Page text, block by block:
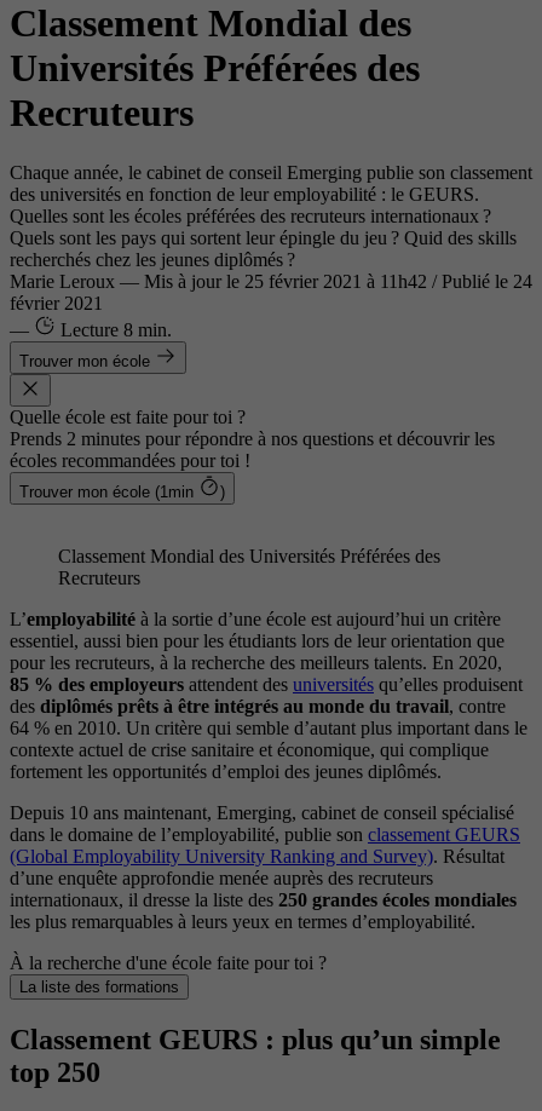
Classement Mondial des
Universités Préférées des
Recruteurs
Chaque année, le cabinet de conseil Emerging publie son classement
des universités en fonction de leur employabilité : le GEURS.
Quelles sont les écoles préférées des recruteurs internationaux ?
Quels sont les pays qui sortent leur épingle du jeu ? Quid des skills
recherchés chez les jeunes diplômés ?
Marie Leroux — Mis à jour le 25 février 2021 à 11h42 / Publié le 24
février 2021
—
Lecture 8 min.
Trouver mon école
Quelle école est faite pour toi ?
Prends 2 minutes pour répondre à nos questions et découvrir les
écoles recommandées pour toi !
Trouver mon école (1min )
Classement Mondial des Universités Préférées des
Recruteurs
L’employabilité à la sortie d’une école est aujourd’hui un critère
essentiel, aussi bien pour les étudiants lors de leur orientation que
pour les recruteurs, à la recherche des meilleurs talents. En 2020,
85 % des employeurs attendent des universités qu’elles produisent
des diplômés prêts à être intégrés au monde du travail, contre
64 % en 2010. Un critère qui semble d’autant plus important dans le
contexte actuel de crise sanitaire et économique, qui complique
fortement les opportunités d’emploi des jeunes diplômés.
Depuis 10 ans maintenant, Emerging, cabinet de conseil spécialisé
dans le domaine de l’employabilité, publie son classement GEURS
(Global Employability University Ranking and Survey). Résultat
d’une enquête approfondie menée auprès des recruteurs
internationaux, il dresse la liste des 250 grandes écoles mondiales
les plus remarquables à leurs yeux en termes d’employabilité.
À la recherche d'une école faite pour toi ?
La liste des formations
Classement GEURS : plus qu’un simple
top 250